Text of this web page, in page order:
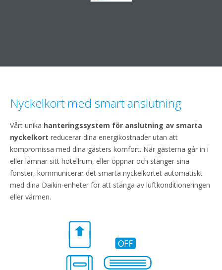
Nyckelkort med smart anslutning
Vårt unika hanteringssystem för anslutning av smarta
nyckelkort reducerar dina energikostnader utan att
kompromissa med dina gästers komfort. När gästerna går in i
eller lämnar sitt hotellrum, eller öppnar och stänger sina
fönster, kommunicerar det smarta nyckelkortet automatiskt
med dina Daikin-enheter för att stänga av luftkonditioneringen
eller värmen.